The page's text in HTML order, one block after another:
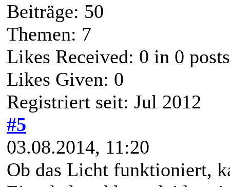
Beiträge: 50
Themen: 7
Likes Received: 0 in 0 posts
Likes Given: 0
Registriert seit: Jul 2012
#5
03.08.2014, 11:20
Ob das Licht funktioniert,